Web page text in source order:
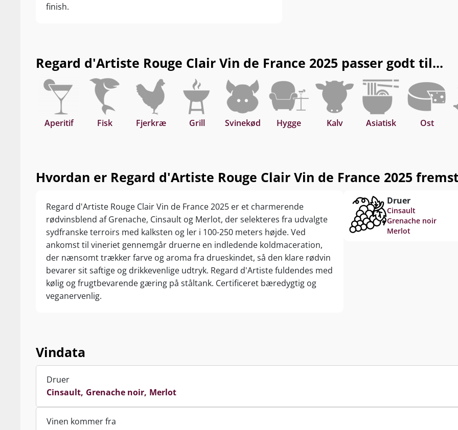
finish.
Regard d'Artiste Rouge Clair Vin de France 2025 passer godt til...
Aperitif Fisk Fjerkræ Grill Svinekød Hygge Kalv Asiatisk Ost
Hvordan er Regard d'Artiste Rouge Clair Vin de France 2025
Regard d'Artiste Rouge Clair Vin de France 2025 er et charmerende
rødvinsblend af Grenache, Cinsault og Merlot, der selekteres fra udvalgte
sydfranske terroirs med kalksten og ler i 100-250 meters højde. Ved
ankomst til vineriet gennemgår druerne en indledende koldmaceration,
der nænsomt trækker farve og aroma fra drueskindet, så den klare rødvin
bevarer sit saftige og drikkevenlige udtryk. Regard d'Artiste fuldendes med
kølig og frugtbevarende gæring på ståltank. Certificeret bæredygtig og
veganervenlig.
Druer
Cinsault
Grenache noir
Merlot
Vindata
Druer
Cinsault Grenache noir Merlot
Vinen kommer fra